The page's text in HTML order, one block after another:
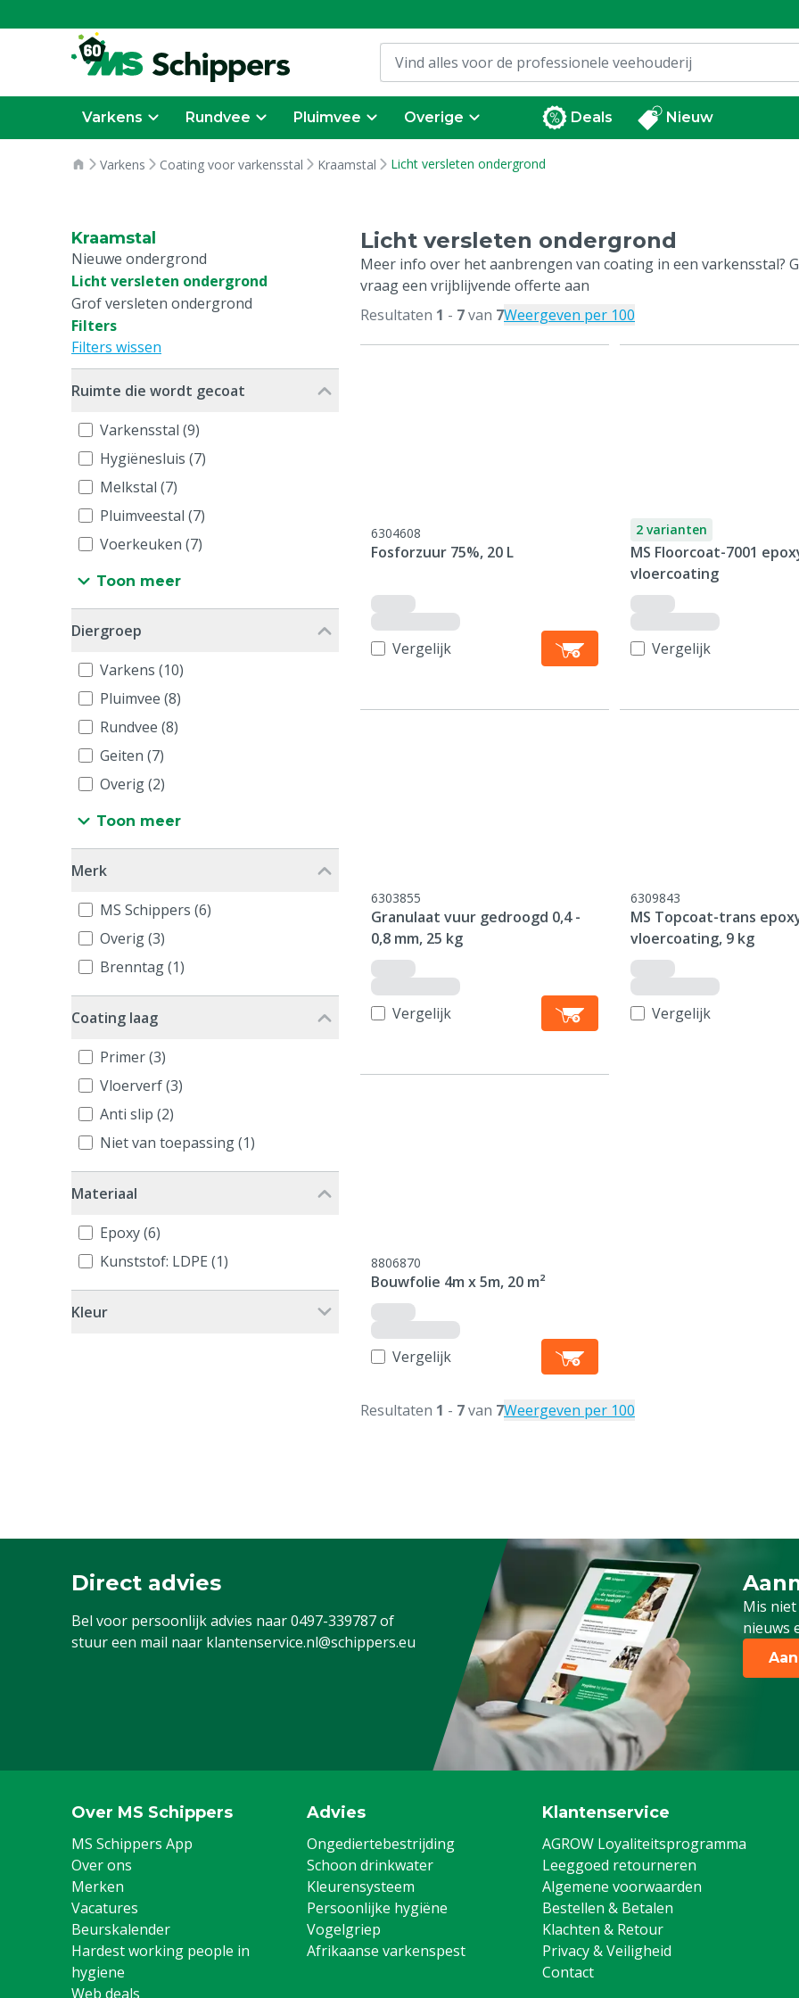
Varkens Rundvee Pluimvee Overige Deals Nieuw
Varkens Coating voor varkensstal Kraamstal Licht versleten ondergrond
Kraamstal
Nieuwe ondergrond
Licht versleten ondergrond
Grof versleten ondergrond
Filters
Filters wissen
Ruimte die wordt gecoat
Varkensstal (9)
Hygiënesluis (7)
Melkstal (7)
Pluimveestal (7)
Voerkeuken (7)
Toon meer
Diergroep
Varkens (10)
Pluimvee (8)
Rundvee (8)
Geiten (7)
Overig (2)
Toon meer
Merk
MS Schippers (6)
Overig (3)
Brenntag (1)
Coating laag
Primer (3)
Vloerverf (3)
Anti slip (2)
Niet van toepassing (1)
Materiaal
Epoxy (6)
Kunststof: LDPE (1)
Kleur
Licht versleten ondergrond
Meer info over het aanbrengen van coating in een varkensstal?
vraag een vrijblijvende offerte aan
Resultaten 1 - 7van 7Weergeven per 100
6304608
Fosforzuur 75%, 20 L
Vergelijk
2 varianten
MS Floorcoat-7001
vloercoating
Vergelijk
6303855
Granulaat vuur gedroogd 0,4 -
0,8 mm, 25 kg
Vergelijk
6309843
MS Topcoat-trans
vloercoating, 9 kg
Vergelijk
8806870
Bouwfolie 4m x 5m, 20 m²
Vergelijk
Resultaten 1 - 7van 7Weergeven per 100
Direct advies
Bel voor persoonlijk advies naar0497-339787of
stuur een mail naar klantenservice.nl@schippers.eu
Mis
nieuws
Schrijf
Over MS Schippers
MS Schippers App
Over ons
Merken
Vacatures
Beurskalender
Hardest working people in
hygiene
Web deals
Advies
Ongediertebestrijding
Schoon drinkwater
Kleurensysteem
Persoonlijke hygiëne
Vogelgriep
Afrikaanse varkenspest
Klantenservice
AGROW Loyaliteitsprogramma
Leeggoed retourneren
Algemene voorwaarden
Bestellen & Betalen
Klachten & Retour
Privacy & Veiligheid
Contact